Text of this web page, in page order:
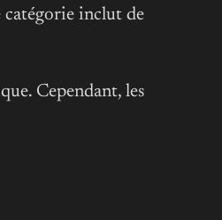
catégorie inclut de
. Cependant, les